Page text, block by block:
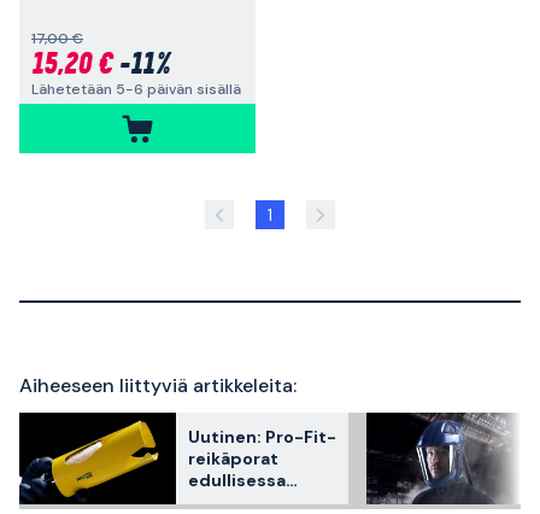
17,00 €
15,20 €-11%
Lähetetään 5-6 päivän sisällä
1
Aiheeseen liittyviä artikkeleita:
Uutinen: Pro-Fit-
reikäporat
edullisessa
erikoissarjassa –